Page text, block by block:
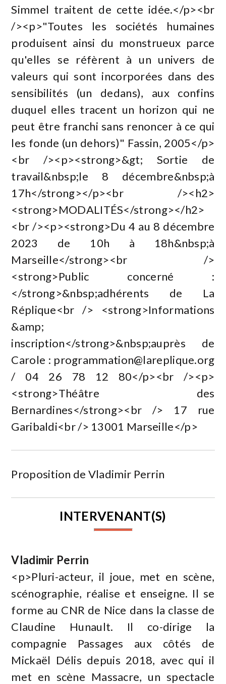
Simmel traitent de cette idée.</p><br
/><p>"Toutes les sociétés humaines
produisent ainsi du monstrueux parce
qu'elles se réfèrent à un univers de
valeurs qui sont incorporées dans des
sensibilités (un dedans), aux confins
duquel elles tracent un horizon qui ne
peut être franchi sans renoncer à ce qui
les fonde (un dehors)" Fassin, 2005</p>
<br /><p><strong>&gt; Sortie de
travail&nbsp;le 8 décembre&nbsp;à
17h</strong></p><br /><h2>
<strong>MODALITÉS</strong></h2>
<br /><p><strong>Du 4 au 8 décembre
2023 de 10h à 18h&nbsp;à
Marseille</strong><br />
<strong>Public concerné :
</strong>&nbsp;adhérents de La
Réplique<br /> <strong>Informations
&amp;
inscription</strong>&nbsp;auprès de
Carole : programmation@lareplique.org
/ 04 26 78 12 80</p><br /><p>
<strong>Théâtre des
Bernardines</strong><br /> 17 rue
Garibaldi<br /> 13001 Marseille</p>
Proposition de Vladimir Perrin
INTERVENANT(S)
Vladimir Perrin
<p>Pluri-acteur, il joue, met en scène,
scénographie, réalise et enseigne. Il se
forme au CNR de Nice dans la classe de
Claudine Hunault. Il co-dirige la
compagnie Passages aux côtés de
Mickaël Délis depuis 2018, avec qui il
met en scène Massacre, un spectacle